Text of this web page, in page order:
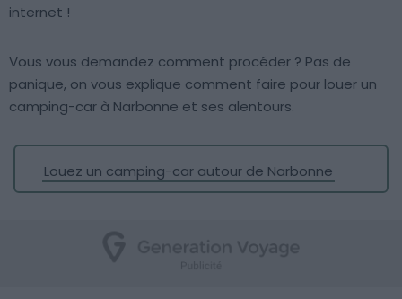
internet !
Vous vous demandez comment procéder ? Pas de
panique, on vous explique comment faire pour louer un
camping-car à Narbonne et ses alentours.
Louez un camping-car autour de Narbonne